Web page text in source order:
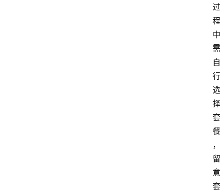
过
程
中
需
自
行
选
择
套
餐
，
留
意
套